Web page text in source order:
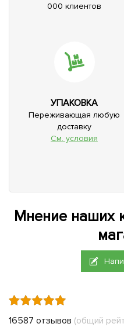
000 клиентов
УПАКОВКА
Переживающая любую
доставку
См. условия
Мнение наших
16587 отзывов (общий